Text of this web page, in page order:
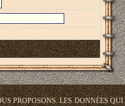
PROPOSONS. LES DONNÉES